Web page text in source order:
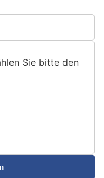
Sie bitte den